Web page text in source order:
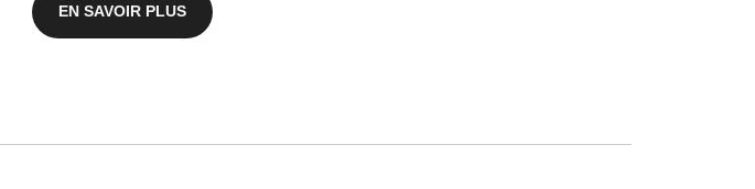
EN SAVOIR PLUS